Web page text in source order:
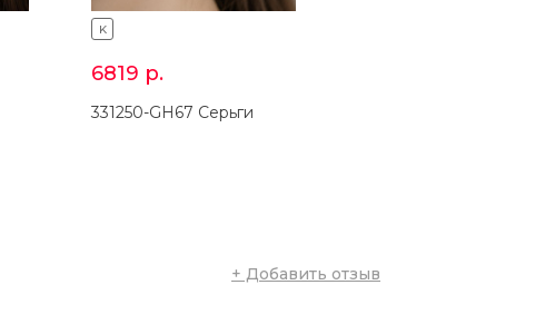
K
6819 р.
331250-GH67 Серьги
+ Добавить отзыв